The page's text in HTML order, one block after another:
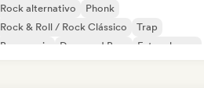
Rock alternativo
Phonk
Rock & Roll / Rock Clássico
Trap
Bass music
Drum and Bass
Future house